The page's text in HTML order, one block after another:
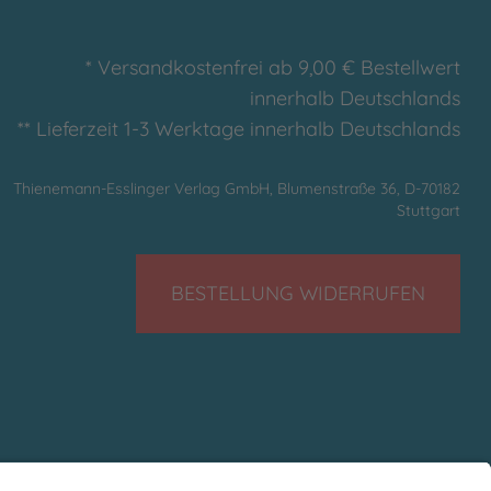
* Versandkostenfrei ab 9,00 € Bestellwert
innerhalb Deutschlands
** Lieferzeit 1-3 Werktage innerhalb Deutschlands
Thienemann-Esslinger Verlag GmbH, Blumenstraße 36, D-70182
Stuttgart
BESTELLUNG WIDERRUFEN